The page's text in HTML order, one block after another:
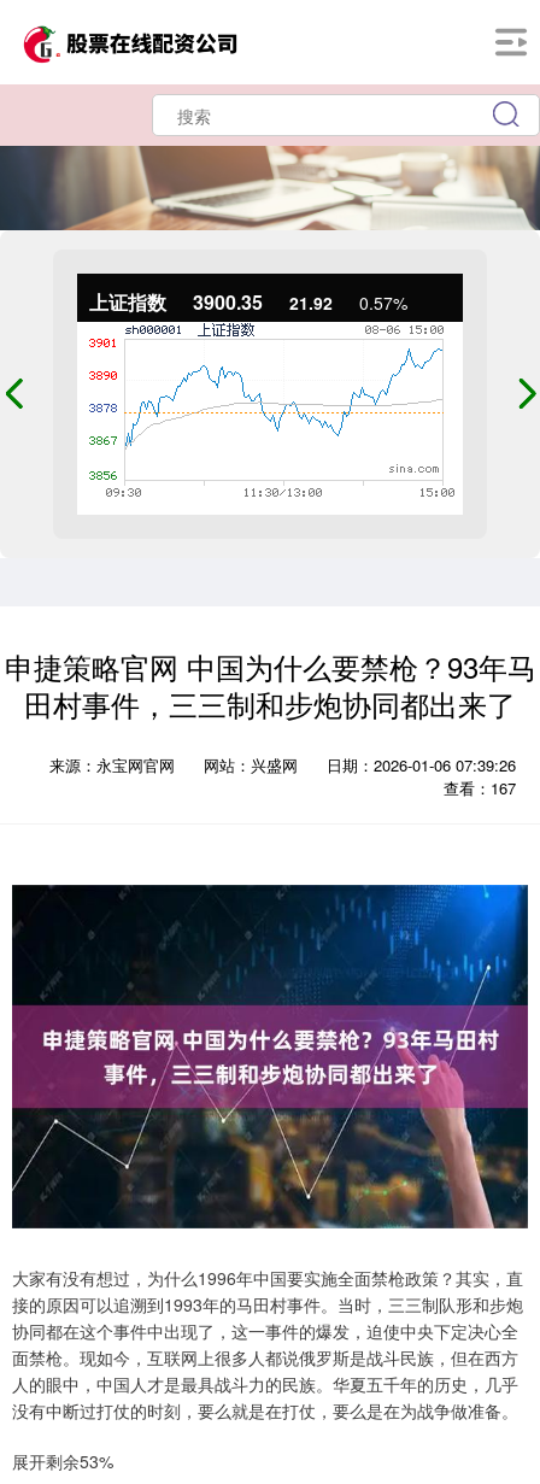
上证指数 3900.35 21.92 0.57%
申捷策略官网 中国为什么要禁枪？93年马
田村事件，三三制和步炮协同都出来了
来源：永宝网官网 网站：兴盛网
日期：2026-01-06 07:39:26
查看：167
大家有没有想过，为什么1996年中国要实施全面禁枪政策？其实，直
接的原因可以追溯到1993年的马田村事件。当时，三三制队形和步炮
协同都在这个事件中出现了，这一事件的爆发，迫使中央下定决心全
面禁枪。现如今，互联网上很多人都说俄罗斯是战斗民族，但在西方
人的眼中，中国人才是最具战斗力的民族。华夏五千年的历史，几乎
没有中断过打仗的时刻，要么就是在打仗，要么是在为战争做准备。
展开剩余53%